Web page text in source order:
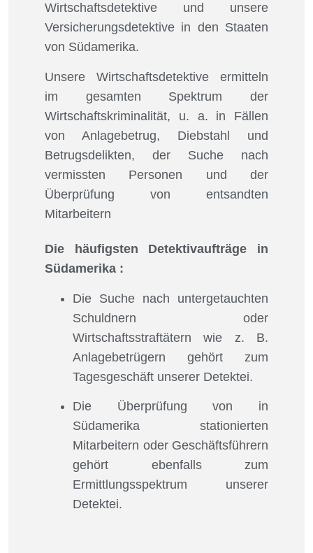
Wirtschaftsdetektive und unsere
Versicherungsdetektive in den Staaten
von Südamerika.
Unsere Wirtschaftsdetektive ermitteln
im gesamten Spektrum der
Wirtschaftskriminalität, u. a. in Fällen
von Anlagebetrug, Diebstahl und
Betrugsdelikten, der Suche nach
vermissten Personen und der
Überprüfung von entsandten
Mitarbeitern
Die häufigsten Detektivaufträge in
Südamerika :
Die Suche nach untergetauchten
Schuldnern oder
Wirtschaftsstraftätern wie z. B.
Anlagebetrügern gehört zum
Tagesgeschäft unserer Detektei.
Die Überprüfung von in
Südamerika stationierten
Mitarbeitern oder Geschäftsführern
gehört ebenfalls zum
Ermittlungsspektrum unserer
Detektei.